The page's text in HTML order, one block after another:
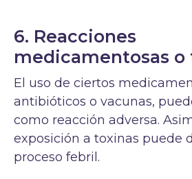
6. Reacciones
medicamentosas o
El uso de ciertos
antibióticos o vacunas,
como reacción adversa.
exposición a toxinas puede
proceso febril.